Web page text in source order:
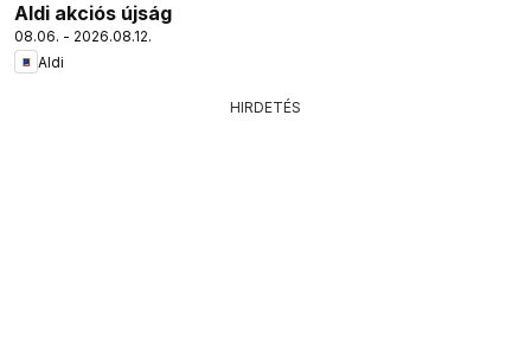
Aldi akciós újság
08.06. - 2026.08.12.
Aldi
HIRDETÉS